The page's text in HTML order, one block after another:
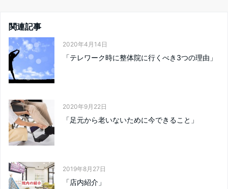
関連記事
2020年4月14日
「テレワーク時に整体院に行くべき3つの理由」
2020年9月22日
「足元から老いないために今できること」
2019年8月27日
「店内紹介」